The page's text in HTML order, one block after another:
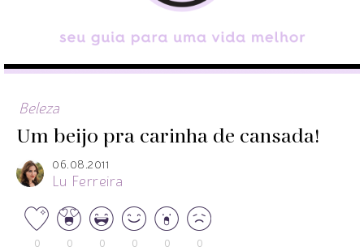
Beleza
Um beijo pra carinha de cansada!
06.08.2011
Lu Ferreira
0 0 0 0 0 0